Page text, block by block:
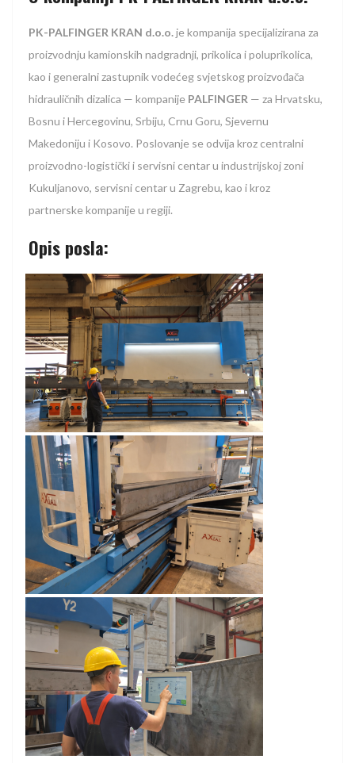
PK-PALFINGER KRAN d.o.o.je kompanija specijalizirana za
proizvodnju kamionskih nadgradnji, prikolica i poluprikolica,
kao i generalni zastupnik vodećeg svjetskog proizvođača
hidrauličnih dizalica — kompanije PALFINGER — za Hrvatsku,
Bosnu i Hercegovinu, Srbiju, Crnu Goru, Sjevernu
Makedoniju i Kosovo. Poslovanje se odvija kroz centralni
proizvodno-logistički i servisni centar u industrijskoj zoni
Kukuljanovo, servisni centar u Zagrebu, kao i kroz
partnerske kompanije u regiji.
Opis posla: